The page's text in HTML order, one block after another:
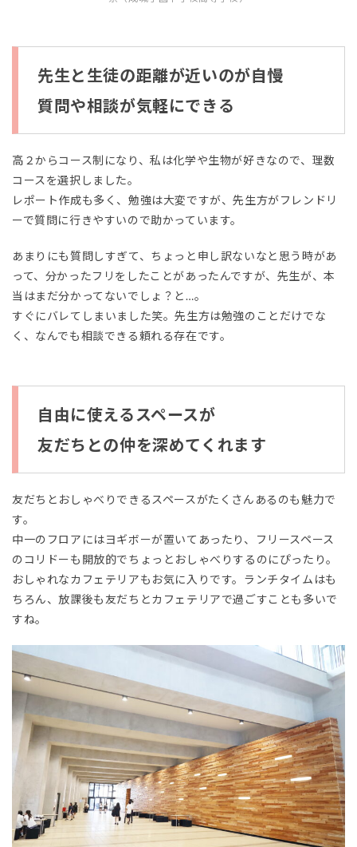
先生と生徒の距離が近いのが自慢
質問や相談が気軽にできる
高２からコース制になり、私は化学や生物が好きなので、理数
コースを選択しました。
レポート作成も多く、勉強は大変ですが、先生方がフレンドリ
ーで質問に行きやすいので助かっています。
あまりにも質問しすぎて、ちょっと申し訳ないなと思う時があ
って、分かったフリをしたことがあったんですが、先生が、本
当はまだ分かってないでしょ？と…。
すぐにバレてしまいました笑。先生方は勉強のことだけでな
く、なんでも相談できる頼れる存在です。
自由に使えるスペースが
友だちとの仲を深めてくれます
友だちとおしゃべりできるスペースがたくさんあるのも魅力で
す。
中一のフロアにはヨギボーが置いてあったり、フリースペース
のコリドーも開放的でちょっとおしゃべりするのにぴったり。
おしゃれなカフェテリアもお気に入りです。ランチタイムはも
ちろん、放課後も友だちとカフェテリアで過ごすことも多いで
すね。